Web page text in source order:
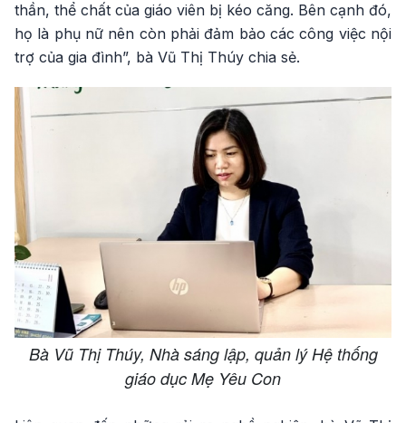
thần, thể chất của giáo viên bị kéo căng. Bên cạnh đó,
họ là phụ nữ nên còn phải đảm bảo các công việc nội
trợ của gia đình”, bà Vũ Thị Thúy chia sẻ.
Bà Vũ Thị Thúy, Nhà sáng lập, quản lý Hệ thống
giáo dục Mẹ Yêu Con